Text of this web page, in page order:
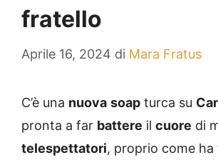
fratello
Aprile 16, 2024 di Mara Fratus
C’è una nuova soap turca su
pronta a far battere il cuore di
telespettatori, proprio come